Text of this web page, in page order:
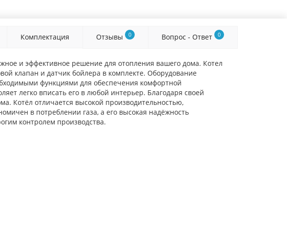
Комплектация Отзывы 0 Вопрос - Ответ 0
и эффективное решение для отопления вашего дома. Котел
клапан и датчик бойлера в комплекте. Оборудование
функциями для обеспечения комфортной
легко вписать его в любой интерьер. Благодаря своей
Котёл отличается высокой производительностью,
в потреблении газа, а его высокая надёжность
контролем производства.